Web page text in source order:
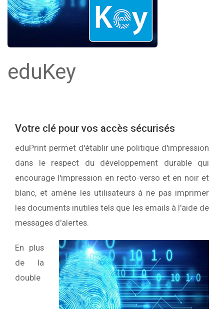
eduKey
Votre clé pour vos accès sécurisés
eduPrint permet d'établir une politique d'impression
dans le respect du développement durable qui
encourage l'impression en recto-verso et en noir et
blanc, et amène les utilisateurs à ne pas imprimer
les documents inutiles tels que les emails à l'aide de
messages d'alertes.
En plus
de la
double